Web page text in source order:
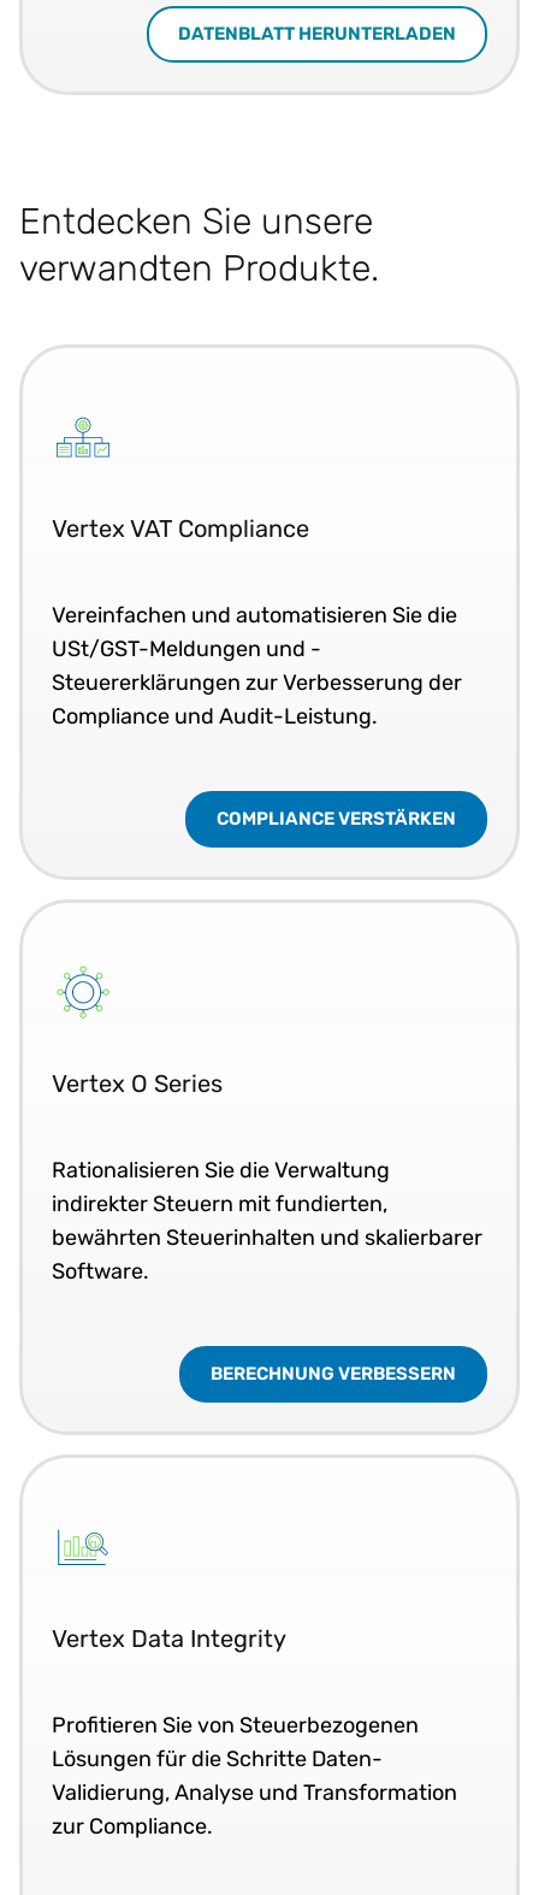
DATENBLATT HERUNTERLADEN
Entdecken Sie unsere
verwandten Produkte.
Vertex VAT Compliance
Vereinfachen und automatisieren Sie die
USt/GST-Meldungen und -
Steuererklärungen zur Verbesserung der
Compliance und Audit-Leistung.
COMPLIANCE VERSTÄRKEN
Vertex O Series
Rationalisieren Sie die Verwaltung
indirekter Steuern mit fundierten,
bewährten Steuerinhalten und skalierbarer
Software.
BERECHNUNG VERBESSERN
Vertex Data Integrity
Profitieren Sie von Steuerbezogenen
Lösungen für die Schritte Daten-
Validierung, Analyse und Transformation
zur Compliance.